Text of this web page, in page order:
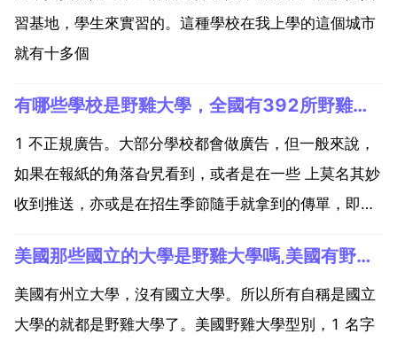
習基地，學生來實習的。這種學校在我上學的這個城市
就有十多個
有哪些學校是野雞大學，全國有392所野雞大學分別是哪些學校
1 不正規廣告。大部分學校都會做廣告，但一般來說，
如果在報紙的角落旮旯看到，或者是在一些 上莫名其妙
收到推送，亦或是在招生季節隨手就拿到的傳單，即便
動上門的招生老師。作為典型的這篇機構，野雞大學 常
常會派出 招生老師 上門招攬學生，許多還會許諾 報...
美國那些國立的大學是野雞大學嗎,美國有野雞大學嗎？
美國有州立大學，沒有國立大學。所以所有自稱是國立
大學的就都是野雞大學了。美國野雞大學型別，1 名字